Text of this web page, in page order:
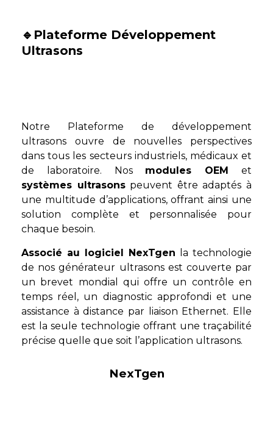
NexTgen
🔹Plateforme Développement
Ultrasons
Notre Plateforme de développement
ultrasons ouvre de nouvelles perspectives
dans tous les secteurs industriels, médicaux et
de laboratoire. Nos modules OEM et
systèmes ultrasonspeuvent être adaptés à
une multitude d’applications, offrant ainsi une
solution complète et personnalisée pour
chaque besoin.
Associé au logiciel NexTgen la technologie
de nos générateur ultrasons est couverte par
un brevet mondial qui offre un contrôle en
temps réel, un diagnostic approfondi et une
assistance à distance par liaison Ethernet. Elle
est la seule technologie offrant une traçabilité
précise quelle que soit l’application ultrasons.